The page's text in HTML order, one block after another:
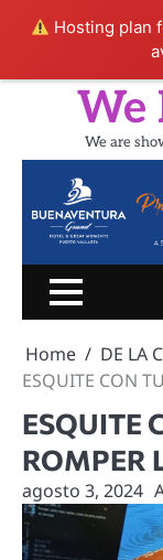
Hosting plan
We
We are
Home
DE LA
ESQUITE CON
ESQUITE
ROMPER
agosto 3, 2024